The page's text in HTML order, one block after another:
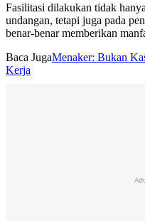
Fasilitasi dilakukan tidak
undangan, tetapi juga pada
benar-benar memberikan
Baca JugaMenaker: Bukan
Kerja